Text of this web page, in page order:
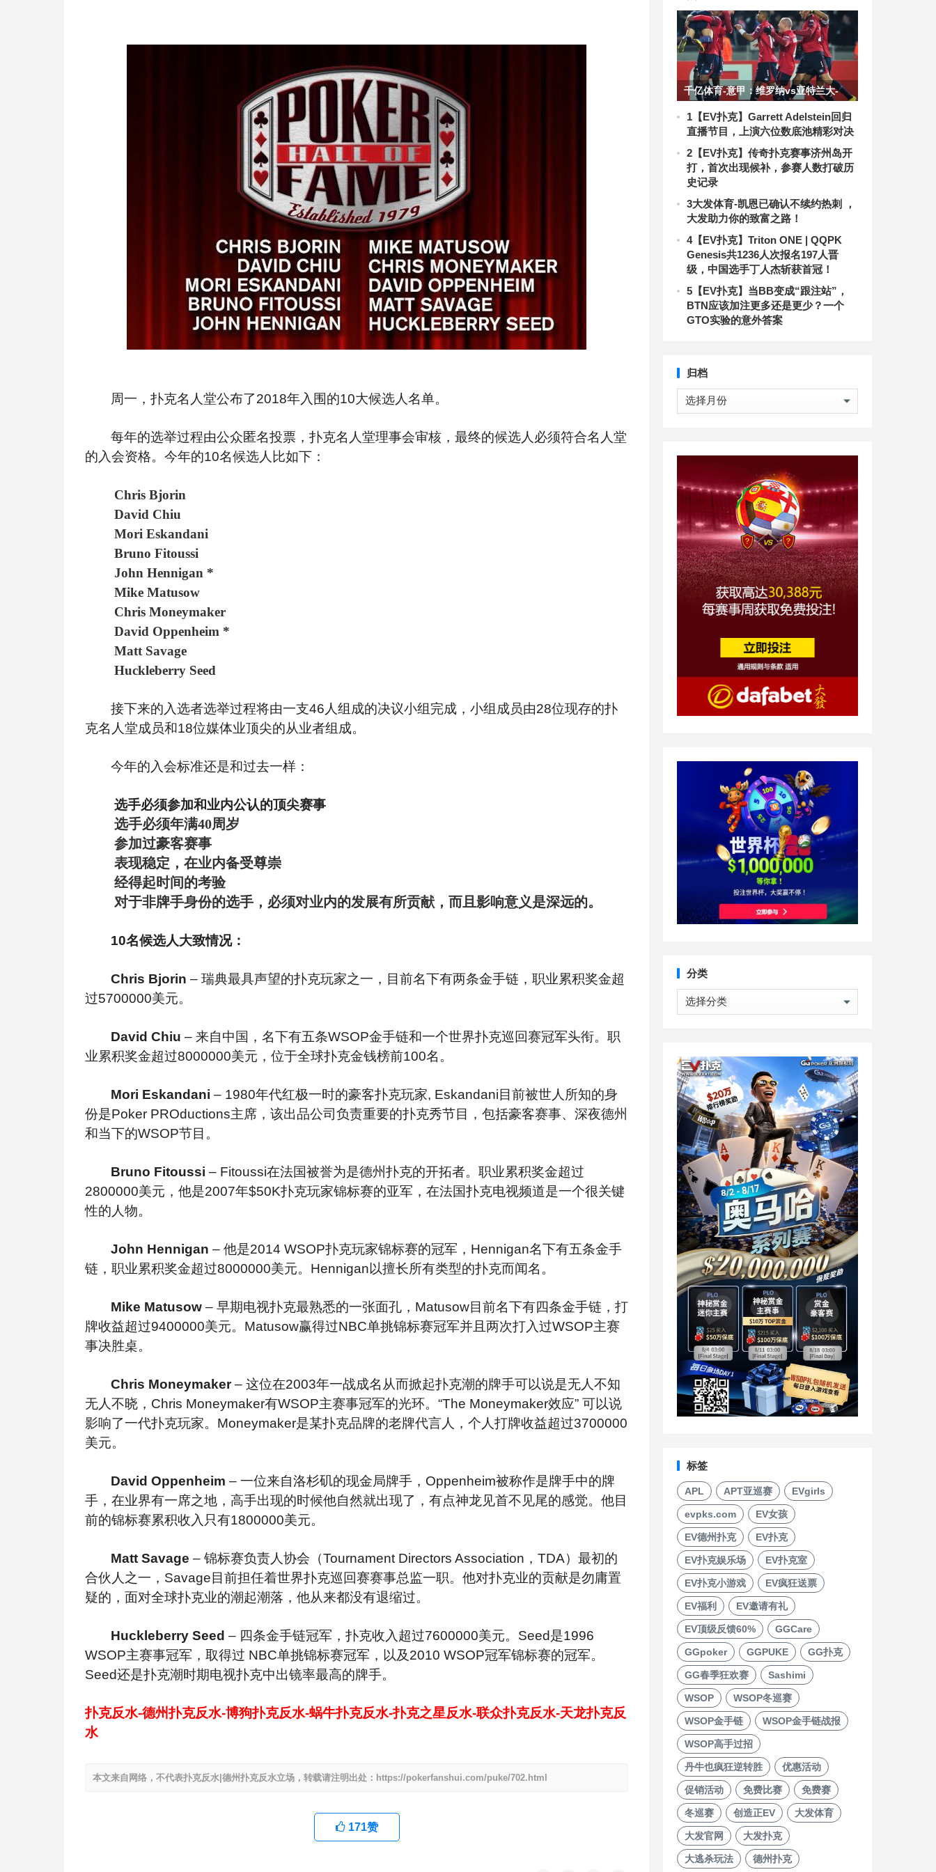
周一，扑克名人堂公布了2018年入围的10大候选人名单。
每年的选举过程由公众匿名投票，扑克名人堂理事会审核，最终的候选人必须符合名人堂
的入会资格。今年的10名候选人比如下：
Chris Bjorin
David Chiu
Mori Eskandani
Bruno Fitoussi
John Hennigan *
Mike Matusow
Chris Moneymaker
David Oppenheim *
Matt Savage
Huckleberry Seed
接下来的入选者选举过程将由一支46人组成的决议小组完成，小组成员由28位现存的扑
克名人堂成员和18位媒体业顶尖的从业者组成。
今年的入会标准还是和过去一样：
选手必须参加和业内公认的顶尖赛事
选手必须年满40周岁
参加过豪客赛事
表现稳定，在业内备受尊崇
经得起时间的考验
对于非牌手身份的选手，必须对业内的发展有所贡献，而且影响意义是深远的。
10名候选人大致情况：
Chris Bjorin – 瑞典最具声望的扑克玩家之一，目前名下有两条金手链，职业累积奖金超
过5700000美元。
David Chiu – 来自中国，名下有五条WSOP金手链和一个世界扑克巡回赛冠军头衔。职
业累积奖金超过8000000美元，位于全球扑克金钱榜前100名。
Mori Eskandani – 1980年代红极一时的豪客扑克玩家, Eskandani目前被世人所知的身
份是Poker PROductions主席，该出品公司负责重要的扑克秀节目，包括豪客赛事、深夜德州
和当下的WSOP节目。
Bruno Fitoussi – Fitoussi在法国被誉为是德州扑克的开拓者。职业累积奖金超过
2800000美元，他是2007年$50K扑克玩家锦标赛的亚军，在法国扑克电视频道是一个很关键
性的人物。
John Hennigan – 他是2014 WSOP扑克玩家锦标赛的冠军，Hennigan名下有五条金手
链，职业累积奖金超过8000000美元。Hennigan以擅长所有类型的扑克而闻名。
Mike Matusow – 早期电视扑克最熟悉的一张面孔，Matusow目前名下有四条金手链，打
牌收益超过9400000美元。Matusow赢得过NBC单挑锦标赛冠军并且两次打入过WSOP主赛
事决胜桌。
Chris Moneymaker – 这位在2003年一战成名从而掀起扑克潮的牌手可以说是无人不知
无人不晓，Chris Moneymaker有WSOP主赛事冠军的光环。“The Moneymaker效应” 可以说
影响了一代扑克玩家。Moneymaker是某扑克品牌的老牌代言人，个人打牌收益超过3700000
美元。
David Oppenheim – 一位来自洛杉矶的现金局牌手，Oppenheim被称作是牌手中的牌
手，在业界有一席之地，高手出现的时候他自然就出现了，有点神龙见首不见尾的感觉。他目
前的锦标赛累积收入只有1800000美元。
Matt Savage – 锦标赛负责人协会（Tournament Directors Association，TDA）最初的
合伙人之一，Savage目前担任着世界扑克巡回赛赛事总监一职。他对扑克业的贡献是勿庸置
疑的，面对全球扑克业的潮起潮落，他从来都没有退缩过。
Huckleberry Seed – 四条金手链冠军，扑克收入超过7600000美元。Seed是1996
WSOP主赛事冠军，取得过 NBC单挑锦标赛冠军，以及2010 WSOP冠军锦标赛的冠军。
Seed还是扑克潮时期电视扑克中出镜率最高的牌手。
扑克反水-德州扑克反水-博狗扑克反水-蜗牛扑克反水-扑克之星反水-联众扑克反水-天龙扑克反
水
本文来自网络，不代表扑克反水|德州扑克反水立场，转载请注明出处：https://pokerfanshui.com/puke/702.html
171赞
千亿体育-意甲：维罗纳vs亚特兰大-
QY球友会你的财富密码
1 【EV扑克】Garrett Adelstein回归
直播节目，上演六位数底池精彩对决
2 【EV扑克】传奇扑克赛事济州岛开
打，首次出现候补，参赛人数打破历
史记录
3大发体育-凯恩已确认不续约热刺 ，
大发助力你的致富之路！
4【EV扑克】Triton ONE | QQPK
Genesis共1236人次报名197人晋
级，中国选手丁人杰斩获首冠！
5 【EV扑克】当BB变成“跟注站”，
BTN应该加注更多还是更少？一个
GTO实验的意外答案
归档
归
分类
分
类
标签
APL APT亚巡赛 EVgirls
evpks.com EV女孩
EV德州扑克 EV扑克
EV扑克娱乐场 EV扑克室
EV扑克小游戏 EV疯狂送票
EV福利 EV邀请有礼
EV顶级反馈60% GGCare
GGpoker GGPUKE GG扑克
GG春季狂欢赛 Sashimi
WSOP WSOP冬巡赛
WSOP金手链 WSOP金手链战报
WSOP高手过招
丹牛也疯狂逆转胜 优惠活动
促销活动 免费比赛 免费赛
冬巡赛 创造正EV 大发体育
大发官网 大发扑克
大逃杀玩法 德州扑克